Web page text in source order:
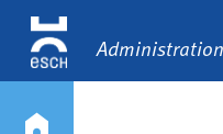
Administration